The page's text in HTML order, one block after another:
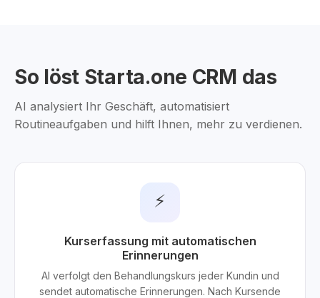
So löst Starta.one CRM das
AI analysiert Ihr Geschäft, automatisiert
Routineaufgaben und hilft Ihnen, mehr zu verdienen.
⚡
Kurserfassung mit automatischen
Erinnerungen
AI verfolgt den Behandlungskurs jeder Kundin und
sendet automatische Erinnerungen. Nach Kursende